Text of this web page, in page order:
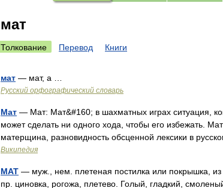
мат
Толкование Перевод Книги
мат — мат, а …
Русский орфографический словарь
Мат — Мат: Мат&#160; в шахматных играх ситуация,
может сделать ни одного хода, чтобы его избежать.
матерщина, разновидность обсценной лексики в
Википедия
МАТ — муж., нем. плетеная постилка или покрышка,
пр. циновка, рогожа, плетево. Голый, гладкий,